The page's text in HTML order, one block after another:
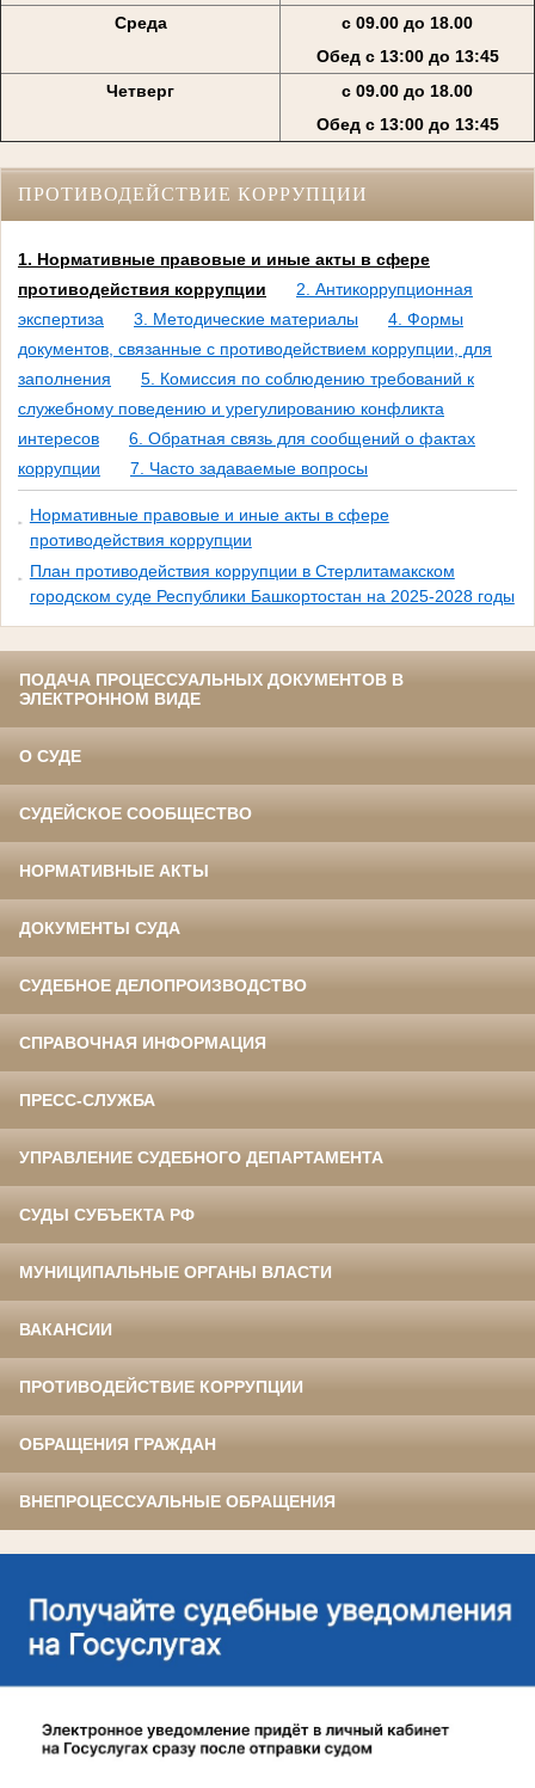
Среда
с 09.00 до 18.00
Обед с 13:00 до 13:45
Четверг
с 09.00 до 18.00
Обед с 13:00 до 13:45
ПРОТИВОДЕЙСТВИЕ КОРРУПЦИИ
1. Нормативные правовые и иные акты в сфере
противодействия коррупции
2. Антикоррупционная
экспертиза
3. Методические материалы
4. Формы
документов, связанные с противодействием коррупции, для
заполнения
5. Комиссия по соблюдению требований к
служебному поведению и урегулированию конфликта
интересов
6. Обратная связь для сообщений о фактах
коррупции
7. Часто задаваемые вопросы
Нормативные правовые и иные акты в сфере
противодействия коррупции
План противодействия коррупции в Стерлитамакском
городском суде Республики Башкортостан на 2025-2028 годы
ПОДАЧА ПРОЦЕССУАЛЬНЫХ ДОКУМЕНТОВ В
ЭЛЕКТРОННОМ ВИДЕ
О СУДЕ
СУДЕЙСКОЕ СООБЩЕСТВО
НОРМАТИВНЫЕ АКТЫ
ДОКУМЕНТЫ СУДА
СУДЕБНОЕ ДЕЛОПРОИЗВОДСТВО
СПРАВОЧНАЯ ИНФОРМАЦИЯ
ПРЕСС-СЛУЖБА
УПРАВЛЕНИЕ СУДЕБНОГО ДЕПАРТАМЕНТА
СУДЫ СУБЪЕКТА РФ
МУНИЦИПАЛЬНЫЕ ОРГАНЫ ВЛАСТИ
ВАКАНСИИ
ПРОТИВОДЕЙСТВИЕ КОРРУПЦИИ
ОБРАЩЕНИЯ ГРАЖДАН
ВНЕПРОЦЕССУАЛЬНЫЕ ОБРАЩЕНИЯ